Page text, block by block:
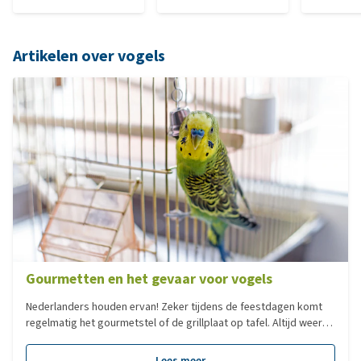
Artikelen over vogels
Gourmetten en het gevaar voor vogels
Nederlanders houden ervan! Zeker tijdens de feestdagen komt
regelmatig het gourmetstel of de grillplaat op tafel. Altijd weer
dan wel even in een andere ruimte! Gourmetten in dezelfde ruimte